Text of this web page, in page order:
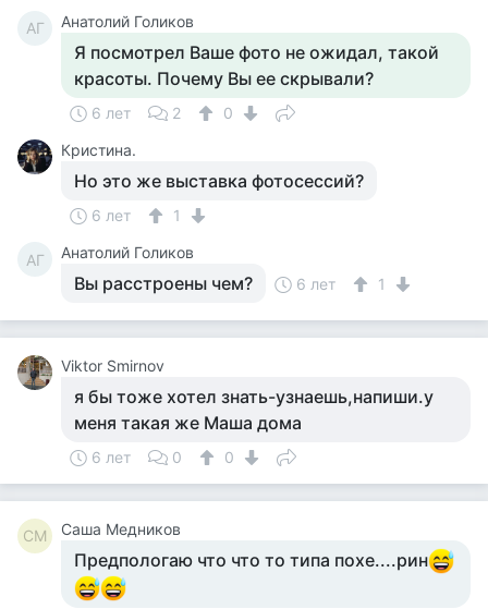
АГ Анатолий Голиков
Я посмотрел Ваше фото не ожидал, такой
красоты. Почему Вы ее скрывали?
6 лет 2
0
Кристина.
Но это же выставка фотосессий?
6 лет 1
АГ Анатолий Голиков
Вы расстроены чем? 6 лет 1
Viktor Smirnov
я бы тоже хотел знать-узнаешь,напиши.у
меня такая же Маша дома
6 лет 0 0
СМ Саша Медников
Предпологаю что что то типа похе....рин